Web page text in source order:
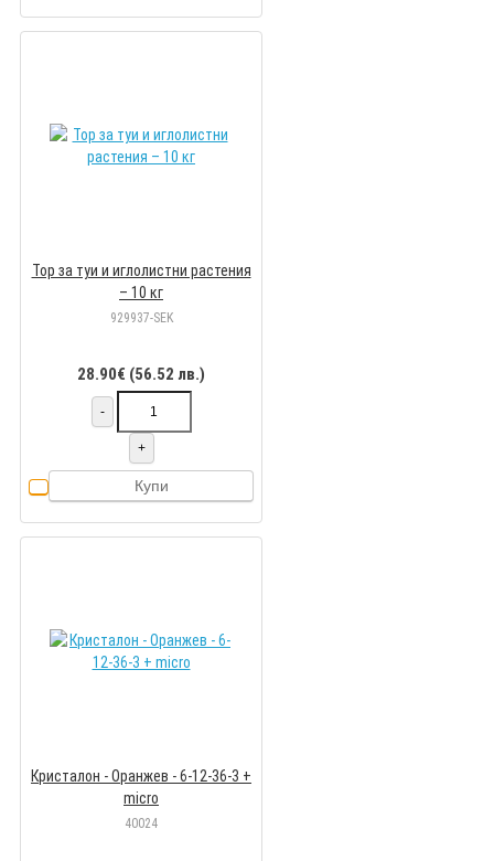
Тор за туи и иглолистни растения
– 10 кг
929937-SEK
28.90€ (56.52 лв.)
-
+
Купи
Кристалон - Оранжев - 6-12-36-3 +
micro
40024